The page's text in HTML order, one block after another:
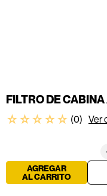
FILTRO DE
☆☆☆☆☆ (0) Ver
AGREGAR
AL CARRITO